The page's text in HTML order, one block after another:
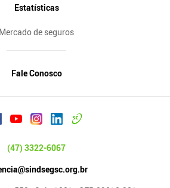
Estatísticas
Mercado de seguros
Fale Conosco
(47) 3322-6067